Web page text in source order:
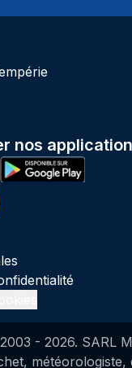
nos
- 2026. SARL
météorologiste,